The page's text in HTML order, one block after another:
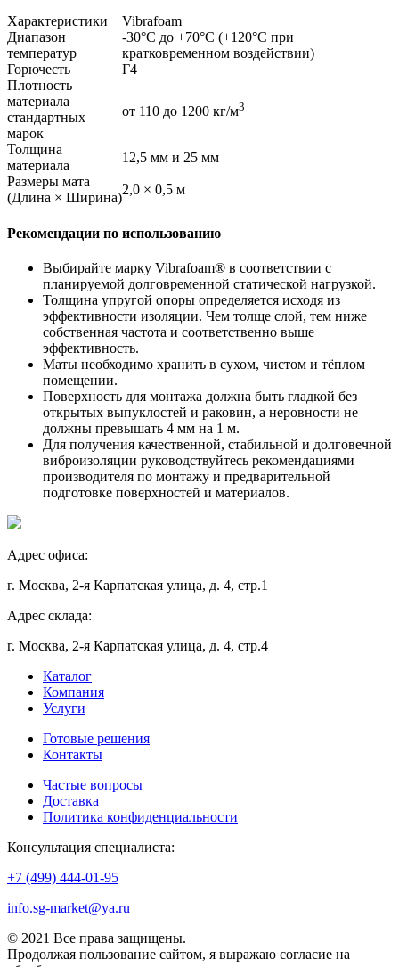
Характеристики
Vibrafoam
Диапазон
температур
-30°С до +70°С (+120°С при
кратковременном воздействии)
Горючесть
Г4
Плотность
материала
стандартных
марок
от 110 до 1200 кг/м3
Толщина
материала
12,5 мм и 25 мм
Размеры мата
(Длина × Ширина)
2,0 × 0,5 м
Рекомендации по использованию
Выбирайте марку Vibrafoam® в соответствии с
планируемой долговременной статической нагрузкой.
Толщина упругой опоры определяется исходя из
эффективности изоляции. Чем толще слой, тем ниже
собственная частота и соответственно выше
эффективность.
Маты необходимо хранить в сухом, чистом и тёплом
помещении.
Поверхность для монтажа должна быть гладкой без
открытых выпуклостей и раковин, а неровности не
должны превышать 4 мм на 1 м.
Для получения качественной, стабильной и долговечной
виброизоляции руководствуйтесь рекомендациями
производителя по монтажу и предварительной
подготовке поверхностей и материалов.
Адрес офиса:
г. Москва, 2-я Карпатская улица, д. 4, стр.1
Адрес склада:
г. Москва, 2-я Карпатская улица, д. 4, стр.4
Каталог
Компания
Услуги
Готовые решения
Контакты
Частые вопросы
Доставка
Политика конфиденциальности
Консультация специалиста:
+7 (499) 444-01-95
info.sg-market@ya.ru
© 2021 Все права защищены.
Продолжая пользование сайтом, я выражаю согласие на